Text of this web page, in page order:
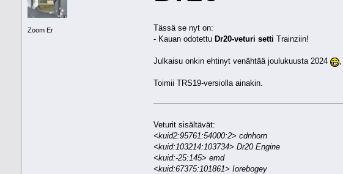
Zoom Er
Tässä se nyt on:
- Kauan odotettu Dr20-veturi setti Trainziin!
Julkaisu onkin ehtinyt venähtää joulukuusta 2024
Toimii TRS19-versiolla ainakin.
Veturit sisältävät:
<kuid2:95761:54000:2> cdnhorn
<kuid:103214:103734> Dr20 Engine
<kuid:-25:145> emd
<kuid:67375:101861> Iorebogey